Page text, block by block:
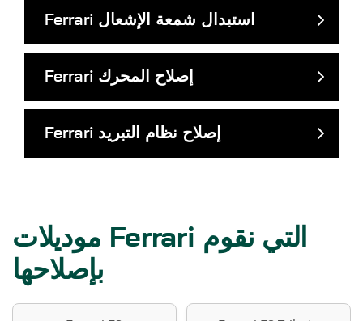
Ferrari استبدال شمعة الإشعال
Ferrari إصلاح المحرك
Ferrari إصلاح نظام التبريد
موديلات Ferrari التي نقوم
بإصلاحها